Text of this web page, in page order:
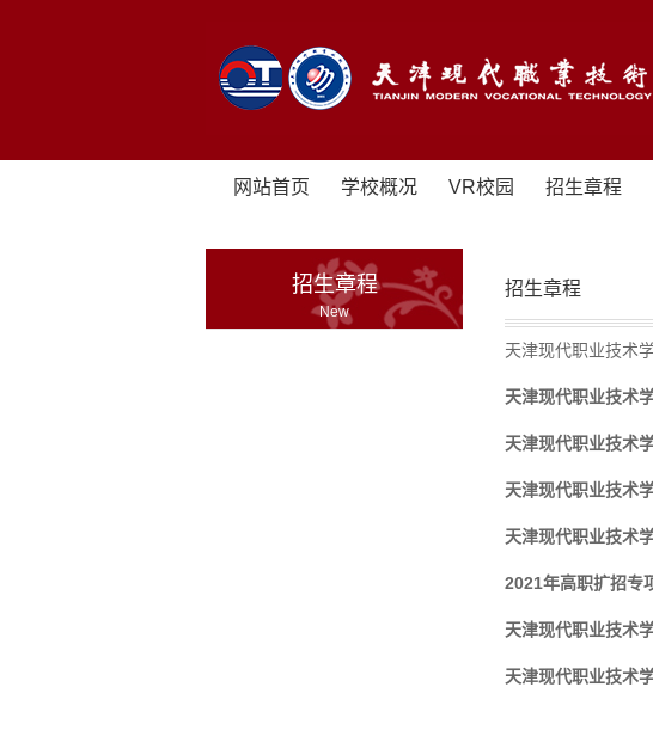
网站首页 学校概况 VR校园 招生章程
招生章程
New
招生章程
天津现代职业技术
天津现代职业技术
天津现代职业技术
天津现代职业技术
天津现代职业技术
2021年高职扩招专
天津现代职业技术
天津现代职业技术